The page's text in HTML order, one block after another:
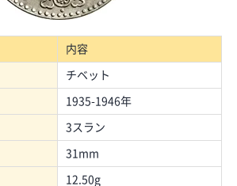
内容
チベット
1935-1946年
3スラン
31mm
12.50g